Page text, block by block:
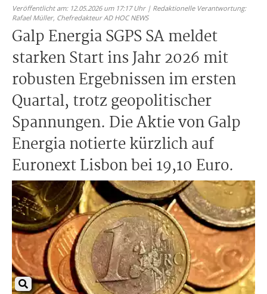
Veröffentlicht am: 12.05.2026 um 17:17 Uhr | Redaktionelle Verantwortung:
Rafael Müller, Chefredakteur AD HOC NEWS
Galp Energia SGPS SA meldet
starken Start ins Jahr 2026 mit
robusten Ergebnissen im ersten
Quartal, trotz geopolitischer
Spannungen. Die Aktie von Galp
Energia notierte kürzlich auf
Euronext Lisbon bei 19,10 Euro.